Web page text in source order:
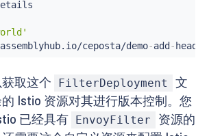
ceposta/demo-add - header
取这个 FilterDeployment
文
Istio 资源对其进行版本控制。您
已经具有 EnvoyFilter
资源的